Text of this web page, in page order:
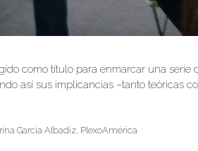
como título para enmarcar una
así sus implicancias –tanto teóricas
García Albadiz, PlexoAmérica